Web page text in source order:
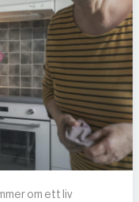
om ett liv